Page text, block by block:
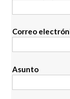
Correo
Asunto